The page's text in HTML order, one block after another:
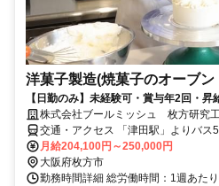
洋菓子製造(焼菓子のオーブ
【日勤のみ】未経験可・賞与年2回・
株式会社ブールミッシュ 枚方研究
交通・アクセス 「津田駅」よりバス
月給204,100円～250,000円
大阪府枚方市
勤務時間詳細 総労働時間：1週あた